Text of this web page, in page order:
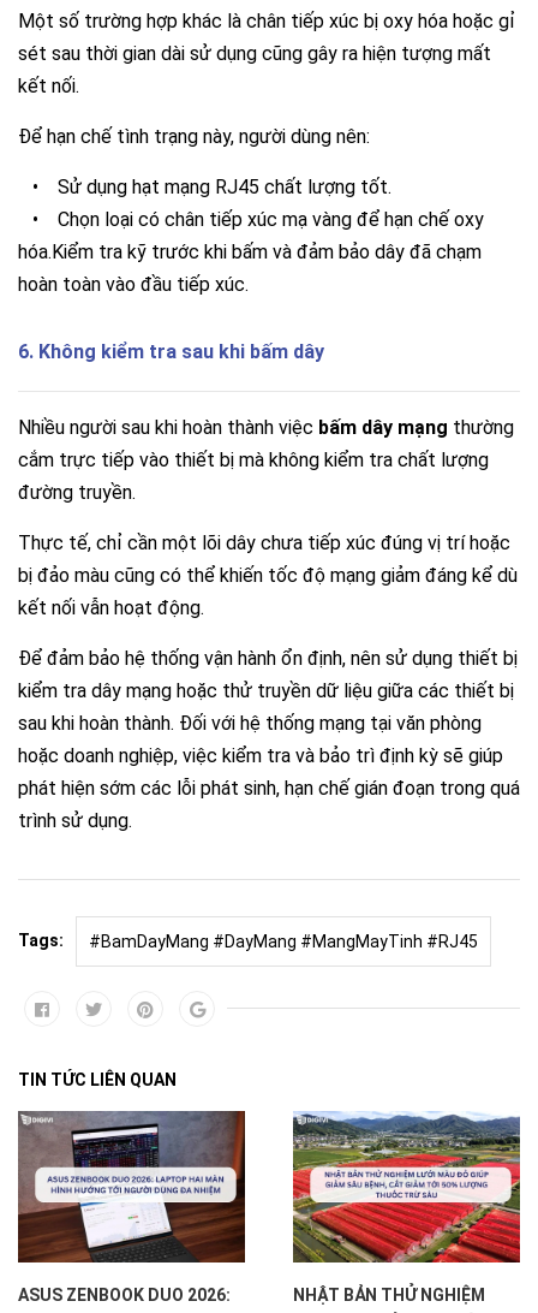
Một số trường hợp khác là chân tiếp xúc bị oxy hóa hoặc gỉ
sét sau thời gian dài sử dụng cũng gây ra hiện tượng mất
kết nối.
Để hạn chế tình trạng này, người dùng nên:
• Sử dụng hạt mạng RJ45 chất lượng tốt.
• Chọn loại có chân tiếp xúc mạ vàng để hạn chế oxy
hóa.Kiểm tra kỹ trước khi bấm và đảm bảo dây đã chạm
hoàn toàn vào đầu tiếp xúc.
6. Không kiểm tra sau khi bấm dây
Nhiều người sau khi hoàn thành việc bấm dây mạng thường
cắm trực tiếp vào thiết bị mà không kiểm tra chất lượng
đường truyền.
Thực tế, chỉ cần một lõi dây chưa tiếp xúc đúng vị trí hoặc
bị đảo màu cũng có thể khiến tốc độ mạng giảm đáng kể dù
kết nối vẫn hoạt động.
Để đảm bảo hệ thống vận hành ổn định, nên sử dụng thiết bị
kiểm tra dây mạng hoặc thử truyền dữ liệu giữa các thiết bị
sau khi hoàn thành. Đối với hệ thống mạng tại văn phòng
hoặc doanh nghiệp, việc kiểm tra và bảo trì định kỳ sẽ giúp
phát hiện sớm các lỗi phát sinh, hạn chế gián đoạn trong quá
trình sử dụng.
Tags: #BamDayMang #DayMang #MangMayTinh #RJ45
TIN TỨC LIÊN QUAN
ASUS ZENBOOK DUO 2026:
NHẬT BẢN THỬ NGHIỆM